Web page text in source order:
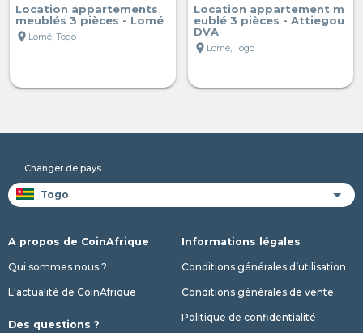
Location appartements
meublés 3 pièces - Lomé
location_on Lomé, Togo
Location appartement m
eublé 3 pièces - Attiegou
DVA
location_on Lomé, Togo
Changer de pays
A propos de CoinAfrique
Qui sommes nous ?
L'actualité de CoinAfrique
Des questions ?
Informations légales
Conditions générales d’utilisation
Conditions générales de vente
Politique de confidentialité